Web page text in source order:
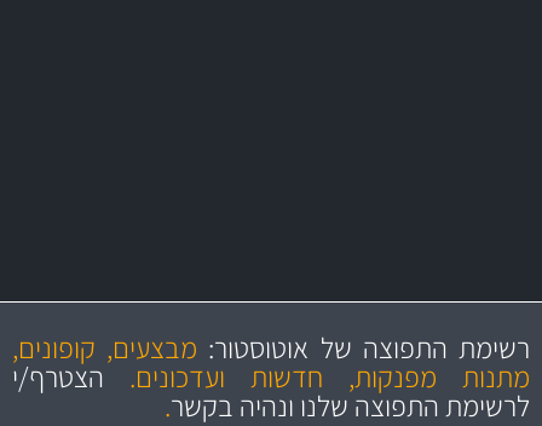
מקצועיות
ושירות מצויין
מחירים
הוגנים
והיצע מוצרים איכותירשימת התפוצה של אוטוסטור: מבצעים, קופונים,
מתנות מפנקות, חדשות ועדכונים.הצטרף/י
לרשימת התפוצה שלנו ונהיה בקשר.